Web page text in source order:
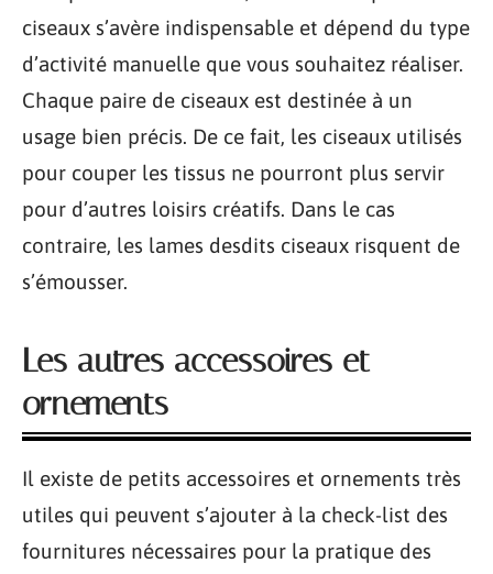
ciseaux s’avère indispensable et dépend du type
d’activité manuelle que vous souhaitez réaliser.
Chaque paire de ciseaux est destinée à un
usage bien précis. De ce fait, les ciseaux utilisés
pour couper les tissus ne pourront plus servir
pour d’autres loisirs créatifs. Dans le cas
contraire, les lames desdits ciseaux risquent de
s’émousser.
Les autres accessoires et
ornements
Il existe de petits accessoires et ornements très
utiles qui peuvent s’ajouter à la check-list des
fournitures nécessaires pour la pratique des